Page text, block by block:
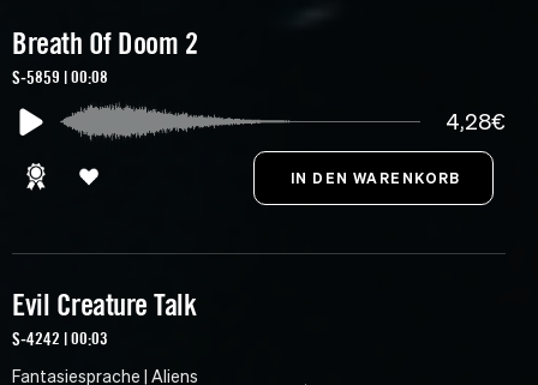
Breath Of Doom 2
S-5859 | 00:08
4,28€
Evil Creature Talk
S-4242 | 00:03
Fantasiesprache | Aliens